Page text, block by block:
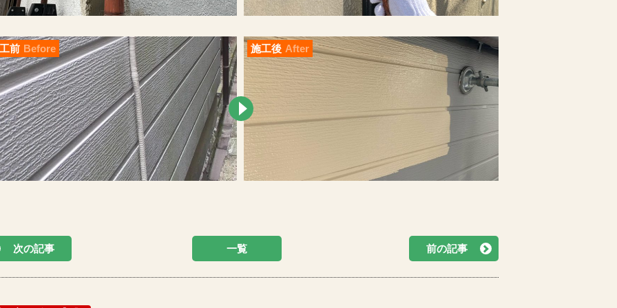
前 Before 施工後 After
次の記事 一覧 前の記事